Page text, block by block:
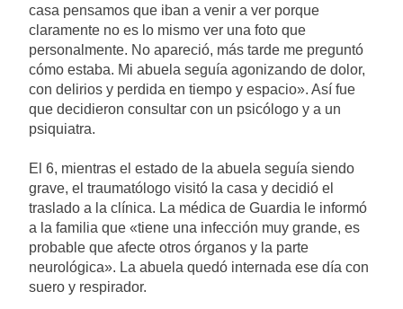
casa pensamos que iban a venir a ver porque
claramente no es lo mismo ver una foto que
personalmente. No apareció, más tarde me preguntó
cómo estaba. Mi abuela seguía agonizando de dolor,
con delirios y perdida en tiempo y espacio». Así fue
que decidieron consultar con un psicólogo y a un
psiquiatra.
El 6, mientras el estado de la abuela seguía siendo
grave, el traumatólogo visitó la casa y decidió el
traslado a la clínica. La médica de Guardia le informó
a la familia que «tiene una infección muy grande, es
probable que afecte otros órganos y la parte
neurológica». La abuela quedó internada ese día con
suero y respirador.